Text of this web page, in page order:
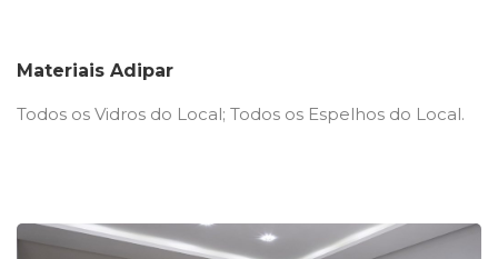
Materiais Adipar
Todos os Vidros do Local; Todos os Espelhos do Local.